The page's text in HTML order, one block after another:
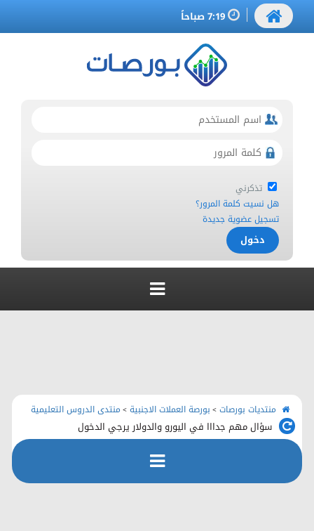
تذكرني
هل نسيت كلمة المرور؟
تسجيل عضوية جديدة
الرئيسية
منتديات بورصات > بورصة العملات الاجنبية > منتدى الدروس التعليمية
سؤال مهم جدااا في اليورو والدولار يرجي الدخول